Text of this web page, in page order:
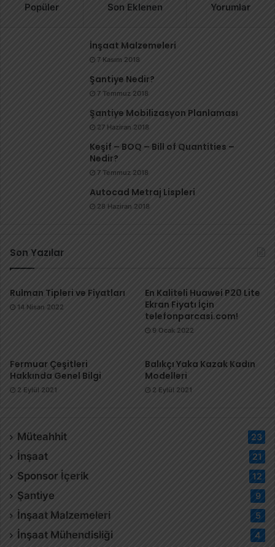
Popüler Son Eklenen Yorumlar
İnşaat Malzemeleri
7 Kasım 2018
Şantiye Nedir?
7 Temmuz 2018
Şantiye Mobilizasyon Planlaması
27 Haziran 2018
Keşif – BOQ – Bill of Quantities –
Nedir?
7 Temmuz 2018
Autocad Metraj Lispleri
28 Haziran 2018
Son Yazılar
Rulman Tipleri ve Fiyatları
14 Nisan 2022
En Kaliteli Huawei P20 Lite
Ekran Fiyatı İçin
telefonparcasi.com!
9 Ocak 2022
Fermuar Çeşitleri
Hakkında Genel Bilgi
2 Eylül 2021
Balıkçı Yaka Kazak Kadın
Modelleri
2 Eylül 2021
Müteahhit 23
İnşaat 21
Sponsor İçerik 12
Şantiye 9
İnşaat Malzemeleri 5
İnşaat Mühendisliği 4